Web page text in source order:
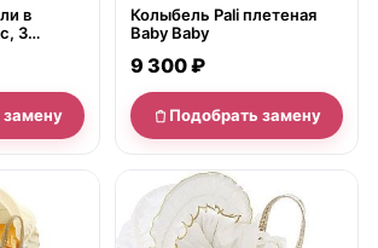
в
3
замену
Колыбель Pali плетеная
Baby Baby
9 300 ₽
Подобрать замену
нет в продаже